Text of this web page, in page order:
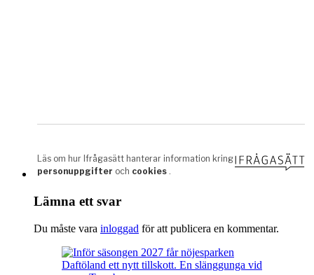
Lämna ett svar
Du måste vara inloggad för att publicera en kommentar.